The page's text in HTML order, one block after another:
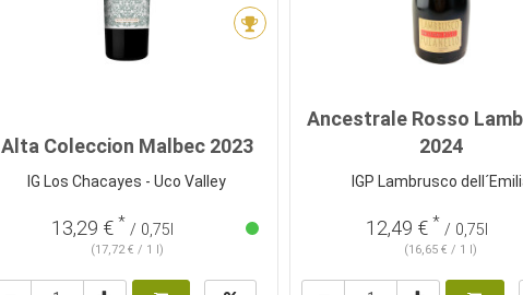
Alta Coleccion Malbec 2023
IG Los Chacayes - Uco Valley
13,29 € * / 0,75l
(17,72 € / 1 l)
Ancestrale Rosso
2024
IGP Lambrusco
12,49 € * / 0,75l
(16,65 € / 1 l)